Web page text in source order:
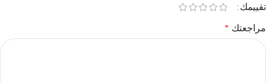
تقييمك
مراجعتك *